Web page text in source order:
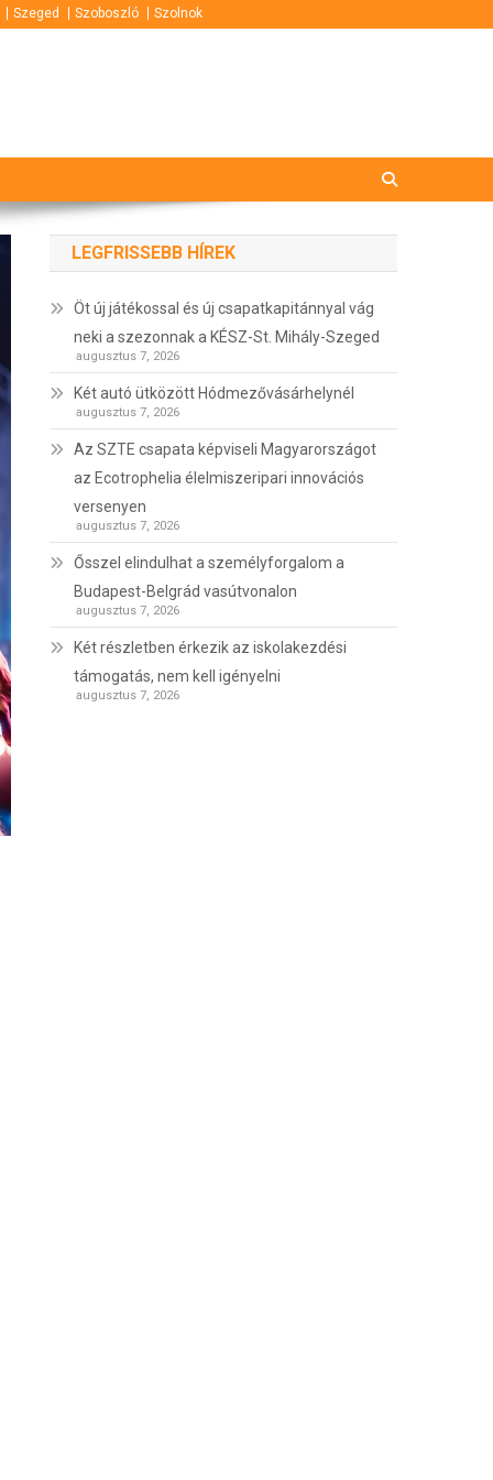
Szeged Szoboszló Szolnok
LEGFRISSEBB HÍREK
Öt új játékossal és új csapatkapitánnyal vág
neki a szezonnak a KÉSZ-St. Mihály-Szeged
augusztus 7, 2026
Két autó ütközött Hódmezővásárhelynél
augusztus 7, 2026
Az SZTE csapata képviseli Magyarországot
az Ecotrophelia élelmiszeripari innovációs
versenyen
augusztus 7, 2026
Ősszel elindulhat a személyforgalom a
Budapest-Belgrád vasútvonalon
augusztus 7, 2026
Két részletben érkezik az iskolakezdési
támogatás, nem kell igényelni
augusztus 7, 2026